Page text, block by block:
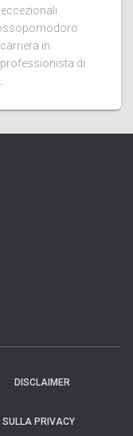
in
di
DISCLAIMER
SULLA PRIVACY